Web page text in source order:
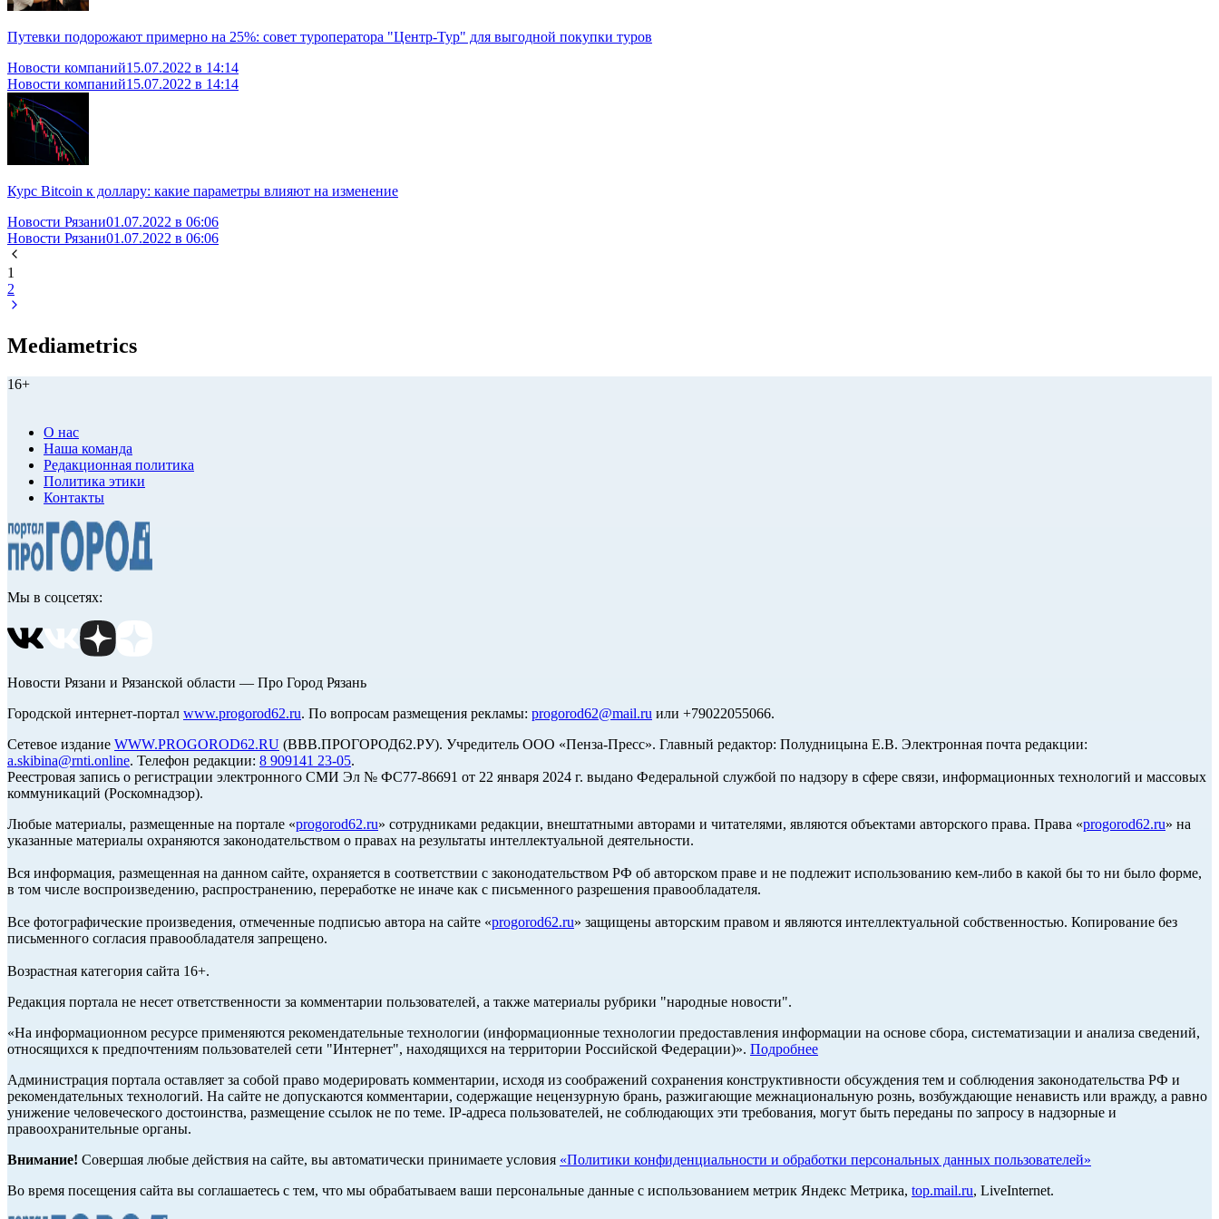
Путевки подорожают примерно на 25%: совет туроператора "Центр-Тур" для выгодной покупки туров
Новости компаний15.07.2022 в 14:14
Новости компаний15.07.2022 в 14:14
Курс Bitcoin к доллару: какие параметры влияют на изменение
Новости Рязани01.07.2022 в 06:06
Новости Рязани01.07.2022 в 06:06
1
2
Mediametrics
16+
О нас
Наша команда
Редакционная политика
Политика этики
Контакты
Мы в соцсетях:
Новости Рязани и Рязанской области — Про Город Рязань
Городской интернет-портал www.progorod62.ru. По вопросам размещения рекламы: progorod62@mail.ru или +79022055066.
Сетевое издание WWW.PROGOROD62.RU (ВВВ.ПРОГОРОД62.РУ). Учредитель ООО «Пенза-Пресс». Главный редактор: Полудницына Е.В. Электронная почта редакции:
a.skibina@rnti.online. Телефон редакции: 8 909141 23-05.
Реестровая запись о регистрации электронного СМИ Эл № ФС77-86691 от 22 января 2024 г. выдано Федеральной службой по надзору в сфере связи, информационных технологий и массовых
коммуникаций (Роскомнадзор).
Любые материалы, размещенные на портале «progorod62.ru» сотрудниками редакции, внештатными авторами и читателями, являются объектами авторского права. Права «progorod62.ru» на
указанные материалы охраняются законодательством о правах на результаты интеллектуальной деятельности.
Вся информация, размещенная на данном сайте, охраняется в соответствии с законодательством РФ об авторском праве и не подлежит использованию кем-либо в какой бы то ни было форме,
в том числе воспроизведению, распространению, переработке не иначе как с письменного разрешения правообладателя.
Все фотографические произведения, отмеченные подписью автора на сайте «progorod62.ru» защищены авторским правом и являются интеллектуальной собственностью. Копирование без
письменного согласия правообладателя запрещено.
Возрастная категория сайта 16+.
Редакция портала не несет ответственности за комментарии пользователей, а также материалы рубрики "народные новости".
«На информационном ресурсе применяются рекомендательные технологии (информационные технологии предоставления информации на основе сбора, систематизации и анализа сведений,
относящихся к предпочтениям пользователей сети "Интернет", находящихся на территории Российской Федерации)». Подробнее
Администрация портала оставляет за собой право модерировать комментарии, исходя из соображений сохранения конструктивности обсуждения тем и соблюдения законодательства РФ и
рекомендательных технологий. На сайте не допускаются комментарии, содержащие нецензурную брань, разжигающие межнациональную рознь, возбуждающие ненависть или вражду, а равно
унижение человеческого достоинства, размещение ссылок не по теме. IP-адреса пользователей, не соблюдающих эти требования, могут быть переданы по запросу в надзорные и
правоохранительные органы.
Внимание! Совершая любые действия на сайте, вы автоматически принимаете условия «Политики конфиденциальности и обработки персональных данных пользователей»
Во время посещения сайта вы соглашаетесь с тем, что мы обрабатываем ваши персональные данные с использованием метрик Яндекс Метрика, top.mail.ru, LiveInternet.